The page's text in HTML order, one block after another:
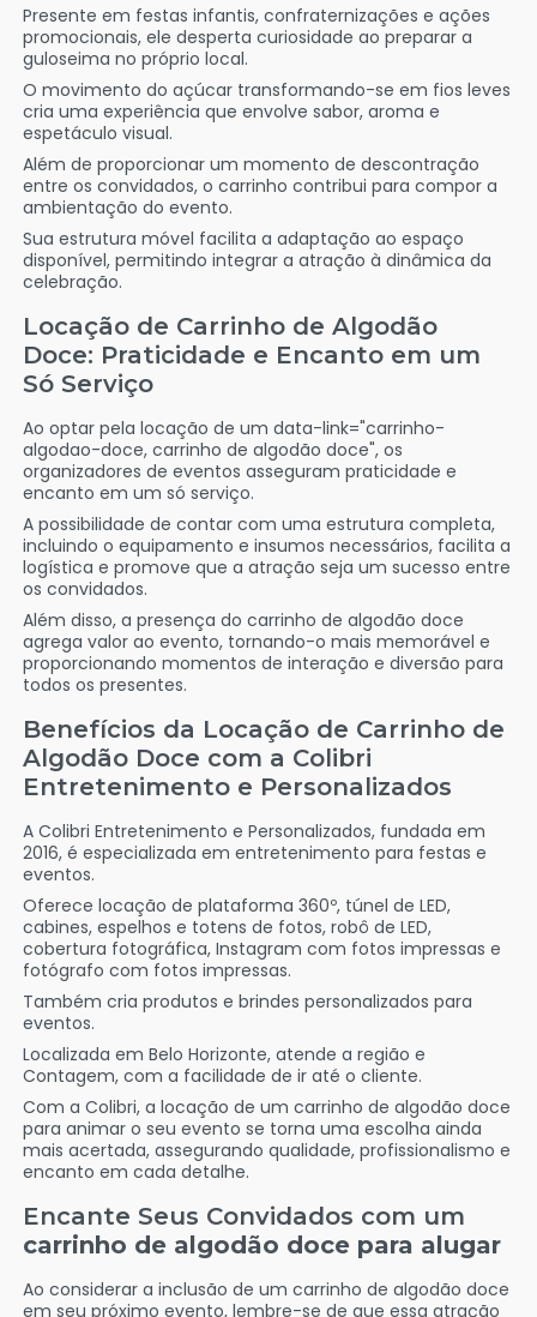
Presente em festas infantis, confraternizações e ações
promocionais, ele desperta curiosidade ao preparar a
guloseima no próprio local.
O movimento do açúcar transformando-se em fios leves
cria uma experiência que envolve sabor, aroma e
espetáculo visual.
Além de proporcionar um momento de descontração
entre os convidados, o carrinho contribui para compor a
ambientação do evento.
Sua estrutura móvel facilita a adaptação ao espaço
disponível, permitindo integrar a atração à dinâmica da
celebração.
Locação de Carrinho de Algodão
Doce: Praticidade e Encanto em um
Só Serviço
Ao optar pela locação de um data-link="carrinho-
algodao-doce, carrinho de algodão doce", os
organizadores de eventos asseguram praticidade e
encanto em um só serviço.
A possibilidade de contar com uma estrutura completa,
incluindo o equipamento e insumos necessários, facilita a
logística e promove que a atração seja um sucesso entre
os convidados.
Além disso, a presença do carrinho de algodão doce
agrega valor ao evento, tornando-o mais memorável e
proporcionando momentos de interação e diversão para
todos os presentes.
Benefícios da Locação de Carrinho de
Algodão Doce com a Colibri
Entretenimento e Personalizados
A Colibri Entretenimento e Personalizados, fundada em
2016, é especializada em entretenimento para festas e
eventos.
Oferece locação de plataforma 360º, túnel de LED,
cabines, espelhos e totens de fotos, robô de LED,
cobertura fotográfica, Instagram com fotos impressas e
fotógrafo com fotos impressas.
Também cria produtos e brindes personalizados para
eventos.
Localizada em Belo Horizonte, atende a região e
Contagem, com a facilidade de ir até o cliente.
Com a Colibri, a locação de um carrinho de algodão doce
para animar o seu evento se torna uma escolha ainda
mais acertada, assegurando qualidade, profissionalismo e
encanto em cada detalhe.
Encante Seus Convidados com um
carrinho de algodão doce para alugar
Ao considerar a inclusão de um carrinho de algodão doce
em seu próximo evento, lembre-se de que essa atração